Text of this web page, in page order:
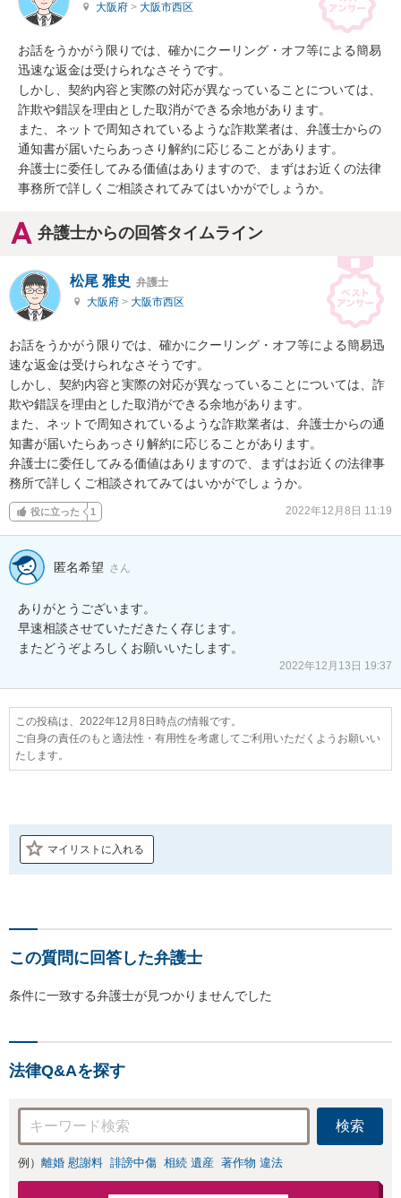
大阪府 > 大阪市西区
お話をうかがう限りでは、確かにクーリング・オフ等による簡易
迅速な返金は受けられなさそうです。
しかし、契約内容と実際の対応が異なっていることについては、
詐欺や錯誤を理由とした取消ができる余地があります。
また、ネットで周知されているような詐欺業者は、弁護士からの
通知書が届いたらあっさり解約に応じることがあります。
弁護士に委任してみる価値はありますので、まずはお近くの法律
事務所で詳しくご相談されてみてはいかがでしょうか。
弁護士からの回答タイムライン
松尾 雅史 弁護士
大阪府 > 大阪市西区
お話をうかがう限りでは、確かにクーリング・オフ等による簡易迅
速な返金は受けられなさそうです。
しかし、契約内容と実際の対応が異なっていることについては、詐
欺や錯誤を理由とした取消ができる余地があります。
また、ネットで周知されているような詐欺業者は、弁護士からの通
知書が届いたらあっさり解約に応じることがあります。
弁護士に委任してみる価値はありますので、まずはお近くの法律事
務所で詳しくご相談されてみてはいかがでしょうか。
役に立った 1 2022年12月8日 11:19
匿名希望 さん
ありがとうございます。
早速相談させていただきたく存じます。
2022年12月13日 19:37
この投稿は、2022年12月8日時点の情報です。
ご自身の責任のもと適法性・有用性を考慮してご利用いただくようお願いい
たします。
マイリストに入れる
この質問に回答した弁護士
条件に一致する弁護士が見つかりませんでした
法律Q&Aを探す
検索
例） 離婚 慰謝料 誹謗中傷 相続 遺産 著作物 違法